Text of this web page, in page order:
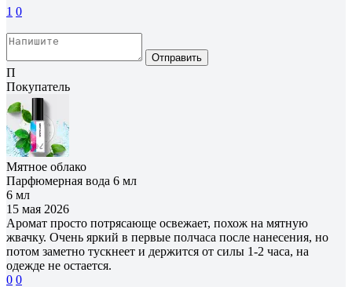
1 0
Отправить
П
Покупатель
Мятное облако
Парфюмерная вода 6 мл
6 мл
15 мая 2026
Аромат просто потрясающе освежает, похож на мятную
жвачку. Очень яркий в первые полчаса после нанесения, но
потом заметно тускнеет и держится от силы 1-2 часа, на
одежде не остается.
0 0